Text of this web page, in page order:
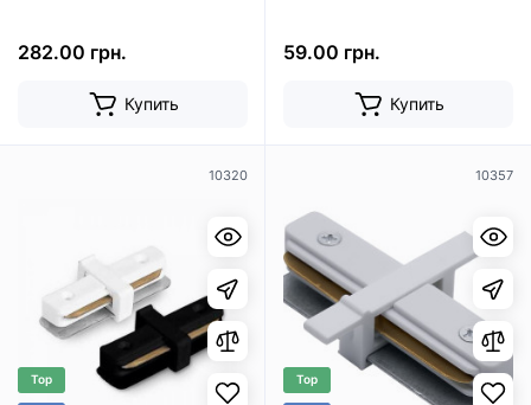
282.00 грн.
Купить
59.00 грн.
Купить
10320
Top
10357
Top